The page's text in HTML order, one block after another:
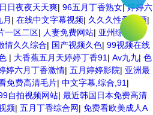
日日夜夜天天爽| 96五月丁香熟女|婷婷六
| 在线中文字幕视频| 久久久性爱视频|
一区二区| 人妻免费网站| 亚州综合色
情久久综合| 国产视频久色| 99视频在线
| 大香蕉五月天婷婷丁香91 | Av九九| 色
婷六月丁香激情| 五月婷婷影院| 亚洲最
免费高清毛片| 中文字幕,综合,91 |
自拍视频网站| 最近韩国日本免费高清
频| 五月丁香综合网| 免费看欧美成人A